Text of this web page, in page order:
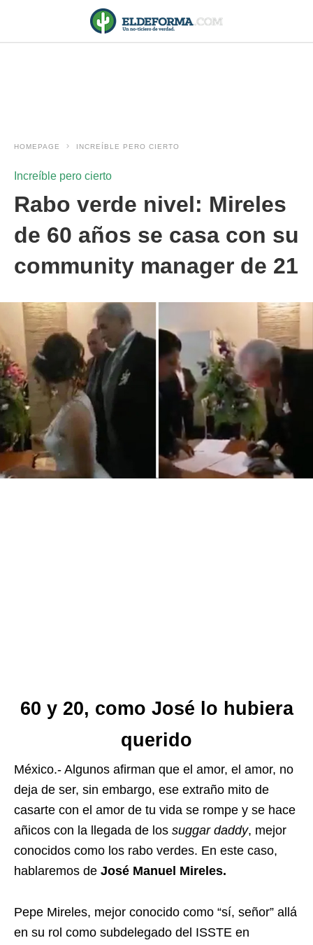
HOMEPAGE INCREÍBLE PERO CIERTO
Increíble pero cierto
Rabo verde nivel: Mireles
de 60 años se casa con su
community manager de 21
60 y 20, como José lo hubiera
querido
México.- Algunos afirman que el amor, el amor, no
deja de ser, sin embargo, ese extraño mito de
casarte con el amor de tu vida se rompe y se hace
añicos con la llegada de los suggar daddy, mejor
conocidos como los rabo verdes. En este caso,
hablaremos de José Manuel Mireles.
Pepe Mireles, mejor conocido como “sí, señor” allá
en su rol como subdelegado del ISSTE en